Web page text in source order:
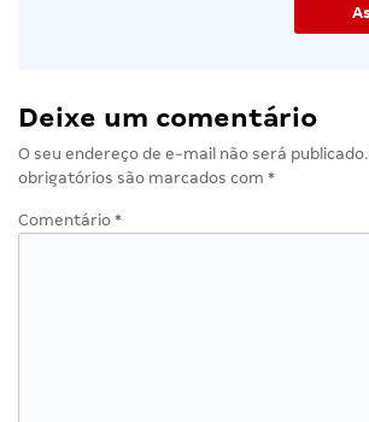
Deixe um comentário
O seu endereço de e-mail não será publicado.
obrigatórios são marcados com *
Comentário *